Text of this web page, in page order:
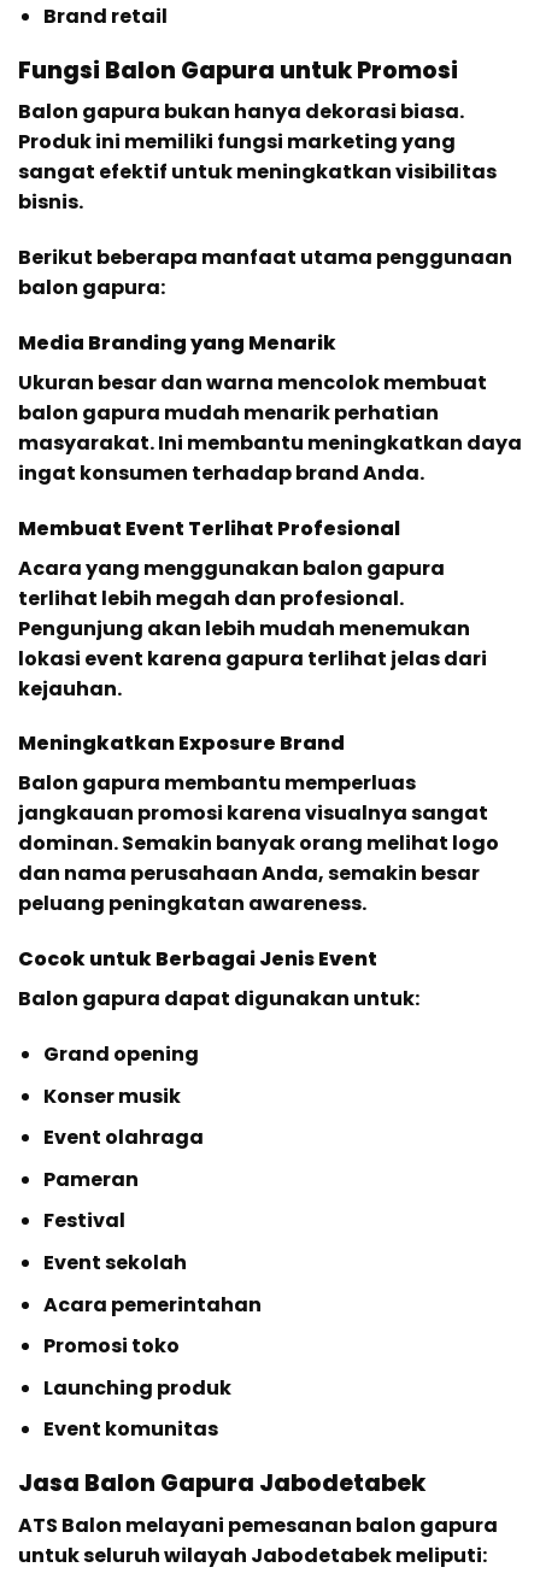
Brand retail
Fungsi Balon Gapura untuk Promosi
Balon gapura bukan hanya dekorasi biasa.
Produk ini memiliki fungsi marketing yang
sangat efektif untuk meningkatkan visibilitas
bisnis.
Berikut beberapa manfaat utama penggunaan
balon gapura:
Media Branding yang Menarik
Ukuran besar dan warna mencolok membuat
balon gapura mudah menarik perhatian
masyarakat. Ini membantu meningkatkan daya
ingat konsumen terhadap brand Anda.
Membuat Event Terlihat Profesional
Acara yang menggunakan balon gapura
terlihat lebih megah dan profesional.
Pengunjung akan lebih mudah menemukan
lokasi event karena gapura terlihat jelas dari
kejauhan.
Meningkatkan Exposure Brand
Balon gapura membantu memperluas
jangkauan promosi karena visualnya sangat
dominan. Semakin banyak orang melihat logo
dan nama perusahaan Anda, semakin besar
peluang peningkatan awareness.
Cocok untuk Berbagai Jenis Event
Balon gapura dapat digunakan untuk:
Grand opening
Konser musik
Event olahraga
Pameran
Festival
Event sekolah
Acara pemerintahan
Promosi toko
Launching produk
Event komunitas
Jasa Balon Gapura Jabodetabek
ATS Balon melayani pemesanan balon gapura
untuk seluruh wilayah Jabodetabek meliputi: